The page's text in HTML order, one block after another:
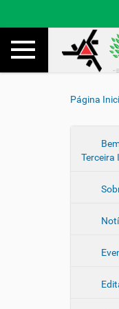
Toggle navigation
V
Página
a
Terceira